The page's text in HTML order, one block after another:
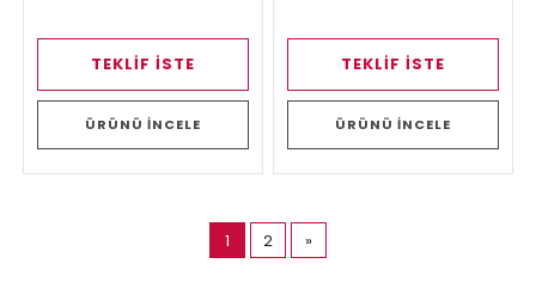
TEKLİF İSTE
ÜRÜNÜ İNCELE
TEKLİF İSTE
ÜRÜNÜ İNCELE
1 (current)
2 »